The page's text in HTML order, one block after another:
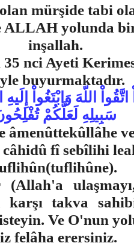
mürşide tabi
ALLAH yolunda
inşallah.
nci Ayeti
buyurmaktadır.
اتَّقُواْ اللّهَ وَابْتَغُواْ
سَبِيلِهِ لَعَلَّكُمْ
âmenûttekûllâhe
câhidû fî sebîlihi
karşı takva
Ve O'nun
felâha erersiniz.